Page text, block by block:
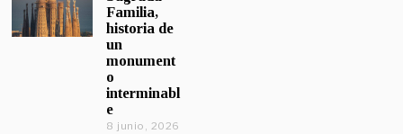
Familia,
historia de
un
monument
o
interminabl
e
8 junio, 2026